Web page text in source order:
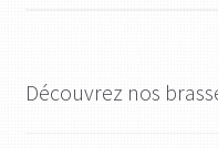
Découvrez nos